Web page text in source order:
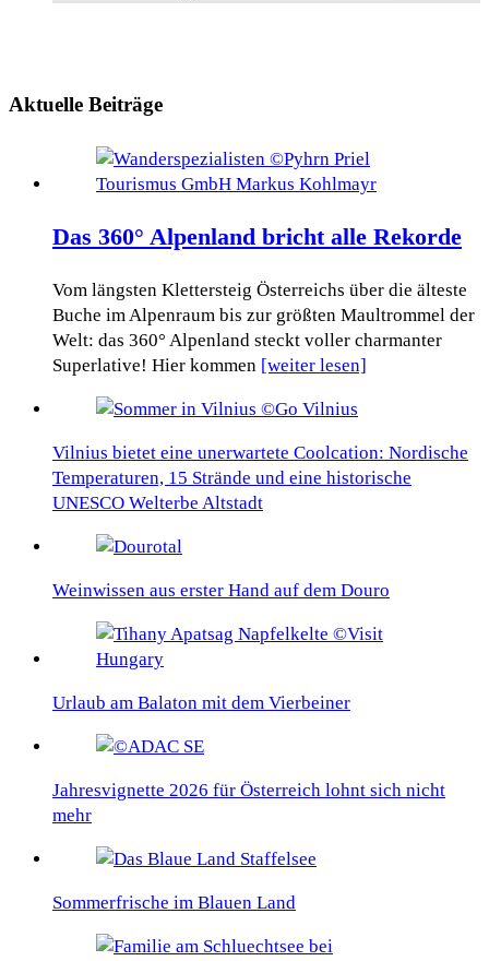
Aktuelle Beiträge
Das 360° Alpenland bricht alle Rekorde
Vom längsten Klettersteig Österreichs über die älteste
Buche im Alpenraum bis zur größten Maultrommel der
Welt: das 360° Alpenland steckt voller charmanter
Superlative! Hier kommen [weiter lesen]
Vilnius bietet eine unerwartete Coolcation: Nordische
Temperaturen, 15 Strände und eine historische
UNESCO Welterbe Altstadt
Weinwissen aus erster Hand auf dem Douro
Urlaub am Balaton mit dem Vierbeiner
Jahresvignette 2026 für Österreich lohnt sich nicht
mehr
Sommerfrische im Blauen Land